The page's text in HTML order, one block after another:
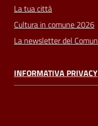
La tua città
Cultura in comune 2026
La newsletter del
INFORMATIVA PRIVACY